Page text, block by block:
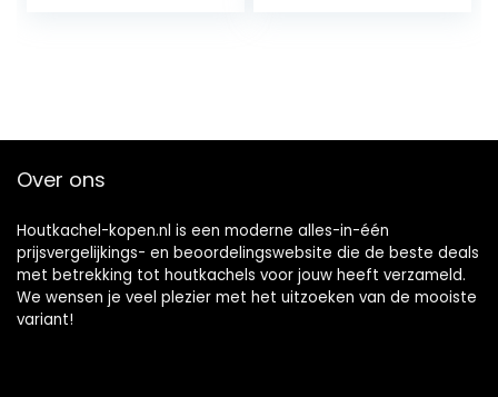
programeerbaar,
Thermostaat – wit
Over ons
Houtkachel-kopen.nl is een moderne alles-in-één
prijsvergelijkings- en beoordelingswebsite die de beste deals
met betrekking tot houtkachels voor jouw heeft verzameld.
We wensen je veel plezier met het uitzoeken van de mooiste
variant!